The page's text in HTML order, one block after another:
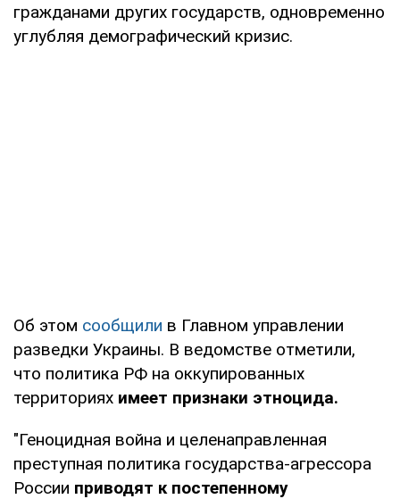
гражданами других государств, одновременно
углубляя демографический кризис.
Об этом сообщили в Главном управлении
разведки Украины. В ведомстве отметили,
что политика РФ на оккупированных
территориях имеет признаки этноцида.
"Геноцидная война и целенаправленная
преступная политика государства-агрессора
России приводят к постепенному